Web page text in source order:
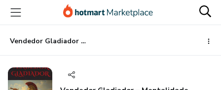
para
conteúdo
principal
para
pagamento
para
rodapé
Vendedor Gladiador – Mentalidade, Propósito e Armas para Dominar Vendas